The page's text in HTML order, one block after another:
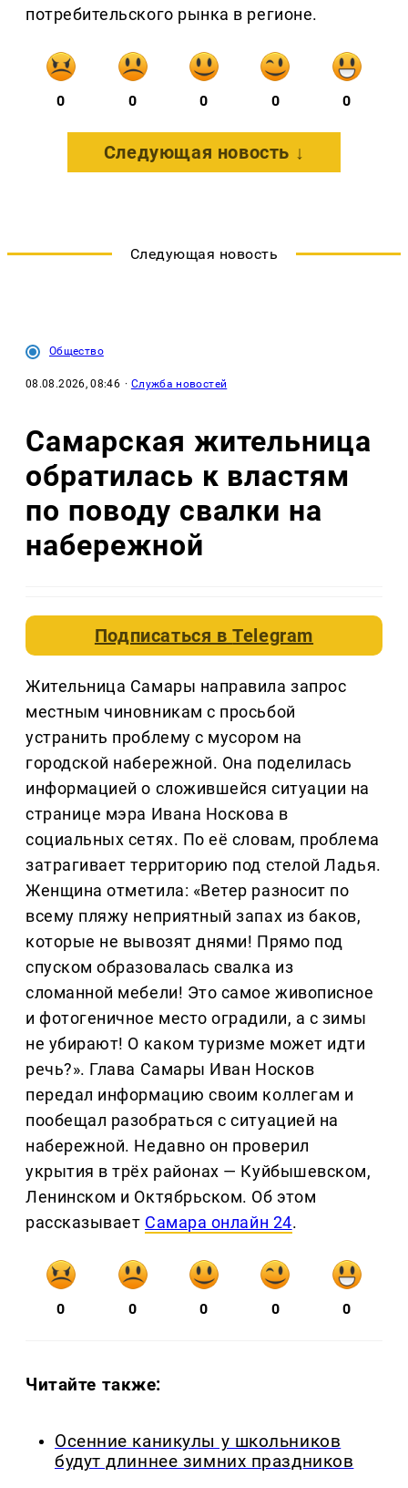
потребительского рынка в регионе.
0 0 0 0 0
Следующая новость ↓
Следующая новость
Общество
08.08.2026, 08:46 · Служба новостей
Самарская жительница
обратилась к властям
по поводу свалки на
набережной
Подписаться вTelegram
Жительница Самары направила запрос
местным чиновникам с просьбой
устранить проблему с мусором на
городской набережной. Она поделилась
информацией о сложившейся ситуации на
странице мэра Ивана Носкова в
социальных сетях. По её словам, проблема
затрагивает территорию под стелой Ладья.
Женщина отметила: «Ветер разносит по
всему пляжу неприятный запах из баков,
которые не вывозят днями! Прямо под
спуском образовалась свалка из
сломанной мебели! Это самое живописное
и фотогеничное место оградили, а с зимы
не убирают! О каком туризме может идти
речь?». Глава Самары Иван Носков
передал информацию своим коллегам и
пообещал разобраться с ситуацией на
набережной. Недавно он проверил
укрытия в трёх районах — Куйбышевском,
Ленинском и Октябрьском. Об этом
рассказывает Самара онлайн 24.
0 0 0 0 0
Читайте также:
Осенние каникулы у школьников
будут длиннее зимних праздников